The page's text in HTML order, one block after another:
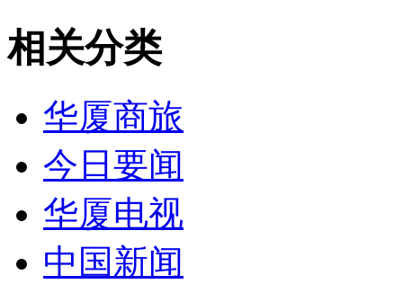
相关分类
华厦商旅
今日要闻
华厦电视
中国新闻